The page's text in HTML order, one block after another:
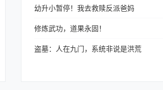
幼升小暂停！我去救赎反派爸妈
修炼武功，道果永固！
盗墓：人在九门，系统非说是洪荒